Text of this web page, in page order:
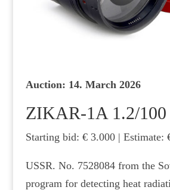
Auction: 14. March 2026
ZIKAR-1A 1.2/100
Starting bid: € 3.000 | Estimate:
USSR. No. 7528084 from the
program for detecting heat